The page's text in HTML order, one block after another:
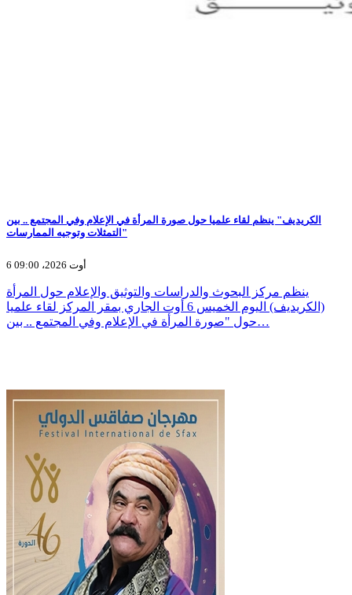
الكريديف" ينظم لقاء علميا حول صورة المرأة في الإعلام وفي المجتمع .. بين
التمثلات وتوجيه الممارسات"
6 أوت 2026، 09:00
ينظم مركز البحوث والدراسات والتوثيق والإعلام حول المرأة
(الكريديف) اليوم الخميس 6 أوت الجاري بمقر المركز لقاء علميا
حول "صورة المرأة في الإعلام وفي المجتمع .. بين…